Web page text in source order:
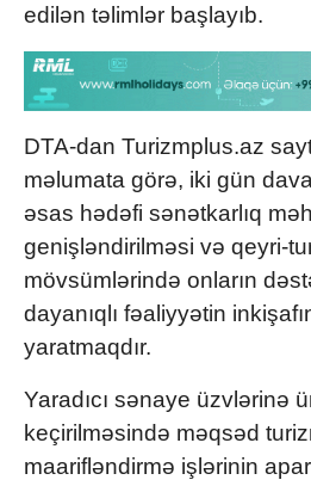
edilən təlimlər başlayıb.
DTA-dan Turizmplus.az
məlumata görə, iki gün
əsas hədəfi sənətkarlıq
genişləndirilməsi və qeyri-
mövsümlərində onların
dayanıqlı fəaliyyətin
yaratmaqdır.
Yaradıcı sənaye üzvlərinə
keçirilməsində məqsəd
maarifləndirmə işlərinin